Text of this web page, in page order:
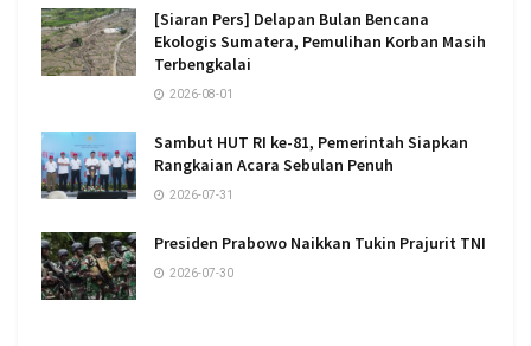
[Siaran Pers] Delapan Bulan Bencana
Ekologis Sumatera, Pemulihan Korban Masih
Terbengkalai
2026-08-01
Sambut HUT RI ke-81, Pemerintah Siapkan
Rangkaian Acara Sebulan Penuh
2026-07-31
Presiden Prabowo Naikkan Tukin Prajurit TNI
2026-07-30